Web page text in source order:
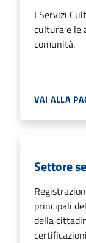
I Servizi
cultura e le
comunità.
VAI ALLA
Settore
principali
della